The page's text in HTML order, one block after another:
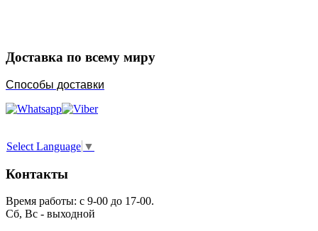
Доставка по всему миру
Способы доставки
Select Language ▼
Контакты
Время работы: с 9-00 до 17-00.
Сб, Вс - выходной